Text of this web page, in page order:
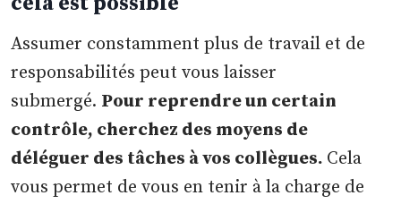
Assumer constamment plus de travail et de
responsabilités peut vous laisser
submergé. Pour reprendre un certain
contrôle, cherchez des moyens de
déléguer des tâches à vos collègues. Cela
vous permet de vous en tenir à la charge de